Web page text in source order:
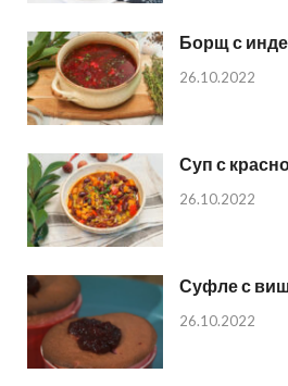
Борщ с
26.10.2022
Суп с
26.10.2022
Суфле с
26.10.2022